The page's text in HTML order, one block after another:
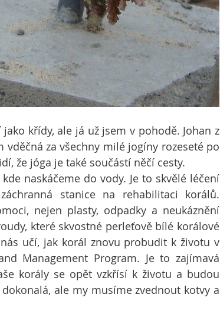
křídy, ale já už jsem v pohodě. Johan z
za všechny milé jogíny rozeseté po
že jóga je také součástí něčí cesty.
naskáčeme do vody. Je to skvělé léčení
stanice na rehabilitaci korálů.
nejen plasty, odpadky a neukáznění
které skvostné perleťově bílé korálové
učí, jak korál znovu probudit k životu v
Management Program. Je to zajímavá
korály se opět vzkřísí k životu a budou
ale my musíme zvednout kotvy a